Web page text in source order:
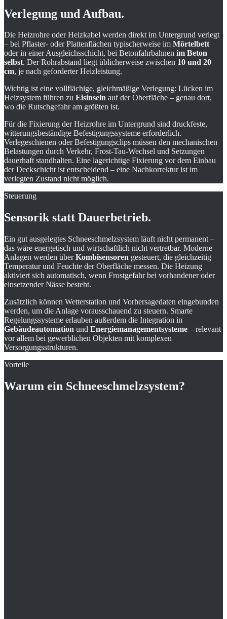
Verlegung und Aufbau.
Die Heizrohre oder Heizkabel werden direkt im Untergrund verlegt
– bei Pflaster- oder Plattenflächen typischerweise im Mörtelbett
oder in einer Ausgleichsschicht, bei Betonfahrbahnen im Beton
selbst. Der Rohrabstand liegt üblicherweise zwischen 10 und 20
cm, je nach geforderter Heizleistung.
Wichtig ist eine vollflächige, gleichmäßige Verlegung: Lücken im
Heizsystem führen zu Eisinseln auf der Oberfläche – genau dort,
wo die Rutschgefahr am größten ist.
Für die Fixierung der Heizrohre im Untergrund sind druckfeste,
witterungsbeständige Befestigungssysteme erforderlich.
Verlegeschienen oder Befestigungsclips müssen den mechanischen
Belastungen durch Verkehr, Frost-Tau-Wechsel und Setzungen
dauerhaft standhalten. Eine lagerichtige Fixierung vor dem Einbau
der Deckschicht ist entscheidend – eine Nachkorrektur ist im
verlegten Zustand nicht möglich.
Steuerung
Sensorik statt Dauerbetrieb.
Ein gut ausgelegtes Schneeschmelzsystem läuft nicht permanent –
das wäre energetisch und wirtschaftlich nicht vertretbar. Moderne
Anlagen werden über Kombisensoren gesteuert, die gleichzeitig
Temperatur und Feuchte der Oberfläche messen. Die Heizung
aktiviert sich automatisch, wenn Frostgefahr bei vorhandener oder
einsetzender Nässe besteht.
Zusätzlich können Wetterstation und Vorhersagedaten eingebunden
werden, um die Anlage vorausschauend zu steuern. Smarte
Regelungssysteme erlauben außerdem die Integration in
Gebäudeautomation und Energiemanagementsysteme – relevant
vor allem bei gewerblichen Objekten mit komplexen
Versorgungsstrukturen.
Vorteile
Warum ein Schneeschmelzsystem?